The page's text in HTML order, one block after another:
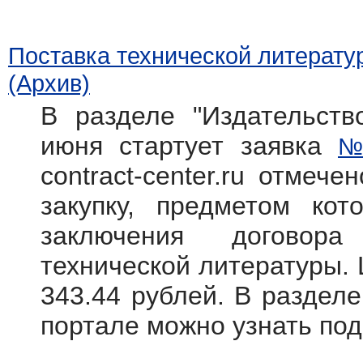
Поставка технической
(Архив)
В разделе
июня стартует заявка
contract-center.ru
закупку, предметом
заключения
технической
343.44 рублей. В
портале можно узнать